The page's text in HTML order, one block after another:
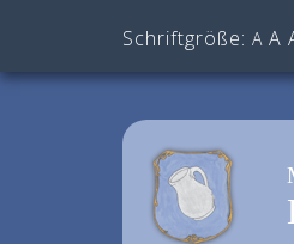
Schriftgröße: A A